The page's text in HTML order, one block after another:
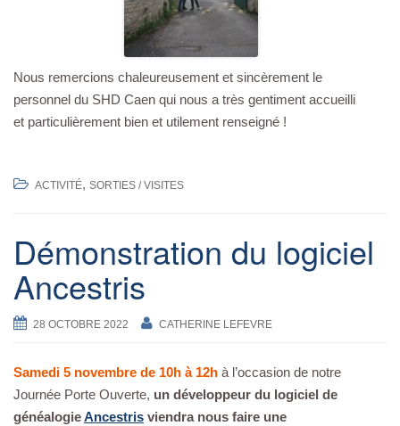
Nous remercions chaleureusement et sincèrement le
personnel du SHD Caen qui nous a très gentiment accueilli
et particulièrement bien et utilement renseigné !
ACTIVITÉ, SORTIES / VISITES
Démonstration du logiciel
Ancestris
28 OCTOBRE 2022 CATHERINE LEFEVRE
Samedi 5 novembre de 10h à 12h à l’occasion de notre
Journée Porte Ouverte, un développeur du logiciel de
généalogieAncestris viendra nous faire une